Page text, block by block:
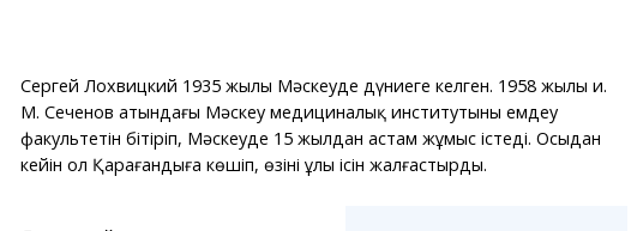
Сергей Лохвицкий 1935 жылы Мәскеуде дүниеге келген. 1958 жылы и.
М. Сеченов атындағы Мәскеу медициналық институтының емдеу
факультетін бітіріп, Мәскеуде 15 жылдан астам жұмыс істеді. Осыдан
кейін ол Қарағандыға көшіп, өзінің ұлы ісін жалғастырды.